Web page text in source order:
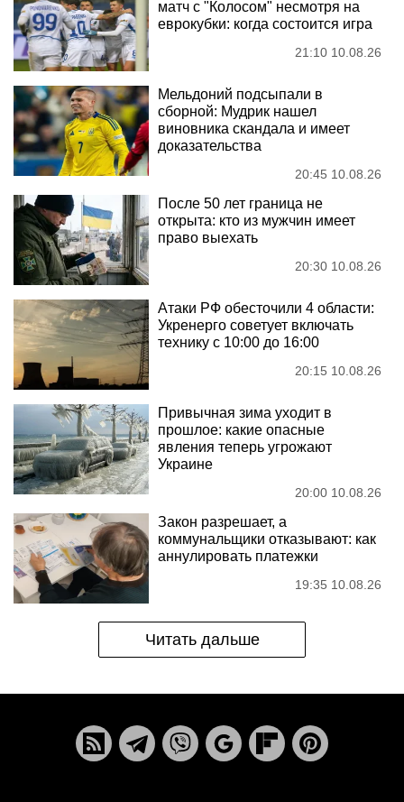
матч с "Колосом" несмотря на
еврокубки: когда состоится игра
21:10 10.08.26
Мельдоний подсыпали в
сборной: Мудрик нашел
виновника скандала и имеет
доказательства
20:45 10.08.26
После 50 лет граница не
открыта: кто из мужчин имеет
право выехать
20:30 10.08.26
Атаки РФ обесточили 4 области:
Укренерго советует включать
технику с 10:00 до 16:00
20:15 10.08.26
Привычная зима уходит в
прошлое: какие опасные
явления теперь угрожают
Украине
20:00 10.08.26
Закон разрешает, а
коммунальщики отказывают: как
аннулировать платежки
19:35 10.08.26
Читать дальше